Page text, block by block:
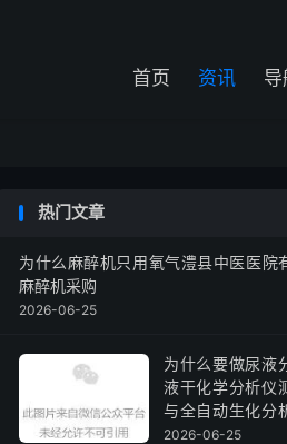
首页 资讯 导
热门文章
为什么麻醉机只用氧气澧县中医医院
麻醉机采购
2026-06-25
为什么要做尿液
液干化学分析仪
与全自动生化分
量白蛋白结果差
2026-06-25